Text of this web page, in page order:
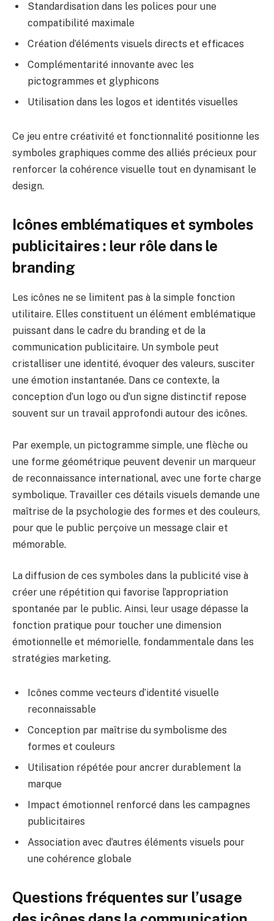
Standardisation dans les polices pour une
compatibilité maximale
Création d’éléments visuels directs et efficaces
Complémentarité innovante avec les
pictogrammes et glyphicons
Utilisation dans les logos et identités visuelles
Ce jeu entre créativité et fonctionnalité positionne les
symboles graphiques comme des alliés précieux pour
renforcer la cohérence visuelle tout en dynamisant le
design.
Icônes emblématiques et symboles
publicitaires : leur rôle dans le
branding
Les icônes ne se limitent pas à la simple fonction
utilitaire. Elles constituent un élément emblématique
puissant dans le cadre du branding et de la
communication publicitaire. Un symbole peut
cristalliser une identité, évoquer des valeurs, susciter
une émotion instantanée. Dans ce contexte, la
conception d’un logo ou d’un signe distinctif repose
souvent sur un travail approfondi autour des icônes.
Par exemple, un pictogramme simple, une flèche ou
une forme géométrique peuvent devenir un marqueur
de reconnaissance international, avec une forte charge
symbolique. Travailler ces détails visuels demande une
maîtrise de la psychologie des formes et des couleurs,
pour que le public perçoive un message clair et
mémorable.
La diffusion de ces symboles dans la publicité vise à
créer une répétition qui favorise l’appropriation
spontanée par le public. Ainsi, leur usage dépasse la
fonction pratique pour toucher une dimension
émotionnelle et mémorielle, fondammentale dans les
stratégies marketing.
Icônes comme vecteurs d’identité visuelle
reconnaissable
Conception par maîtrise du symbolisme des
formes et couleurs
Utilisation répétée pour ancrer durablement la
marque
Impact émotionnel renforcé dans les campagnes
publicitaires
Association avec d’autres éléments visuels pour
une cohérence globale
Questions fréquentes sur l’usage